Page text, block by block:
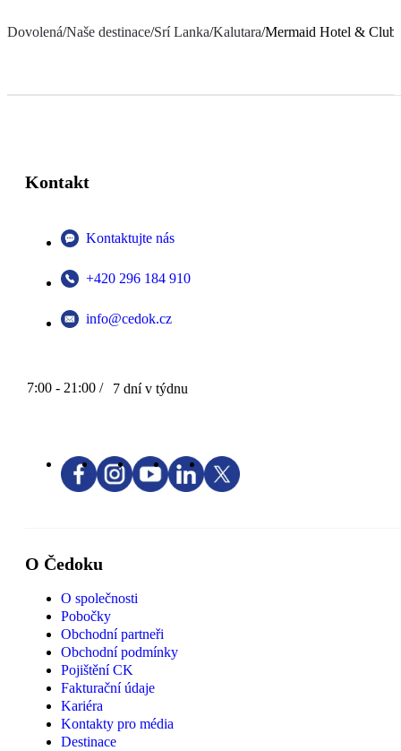
Dovolená/Naše destinace/Srí Lanka/Kalutara/Mermaid Hotel & Club
Kontakt
Kontaktujte nás
+420 296 184 910
info@cedok.cz
7:00 - 21:00 / 7 dní v týdnu
O Čedoku
O společnosti
Pobočky
Obchodní partneři
Obchodní podmínky
Pojištění CK
Fakturační údaje
Kariéra
Kontakty pro média
Destinace